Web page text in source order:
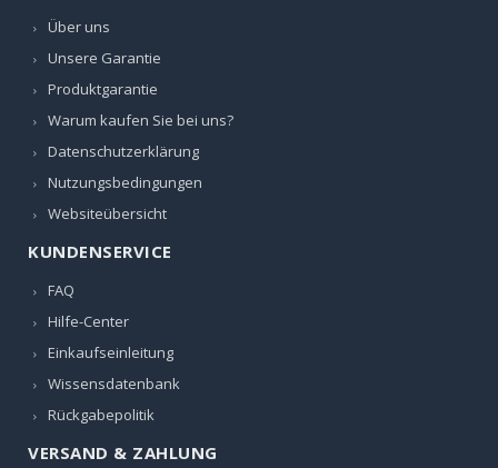
Über uns
Unsere Garantie
Produktgarantie
Warum kaufen Sie bei uns?
Datenschutzerklärung
Nutzungsbedingungen
Websiteübersicht
KUNDENSERVICE
FAQ
Hilfe-Center
Einkaufseinleitung
Wissensdatenbank
Rückgabepolitik
VERSAND & ZAHLUNG